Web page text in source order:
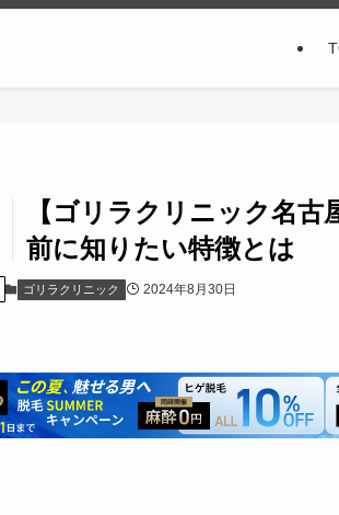
【ゴリラクリニック名
前に知りたい特徴とは
ゴリラクリニック 2024年8月30日